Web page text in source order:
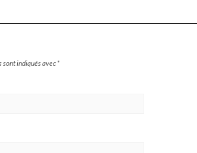
sont indiqués avec *